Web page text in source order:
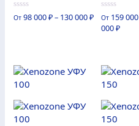
0
из
От 98 000₽– 130 000₽
0
из
5
От 159 000
000₽